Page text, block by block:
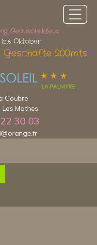
Beausoleildeux
Oktober
200mts
Coubre
Mathes
30 03